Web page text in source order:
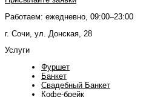
Работаем: ежедневно, 09:00–23:00
г. Сочи, ул. Донская, 28
Услуги
Фуршет
Банкет
Свадебный Банкет
Кофе-брейк